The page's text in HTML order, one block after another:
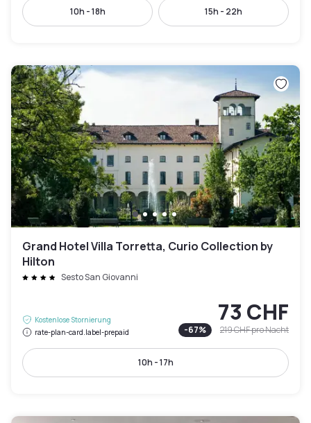
10h - 18h 15h - 22h
Grand Hotel Villa Torretta, Curio Collection by
Hilton
Sesto San Giovanni
Kostenlose Stornierung
rate-plan-card.label-prepaid
73 CHF
-67% 219 CHFpro Nacht
10h - 17h